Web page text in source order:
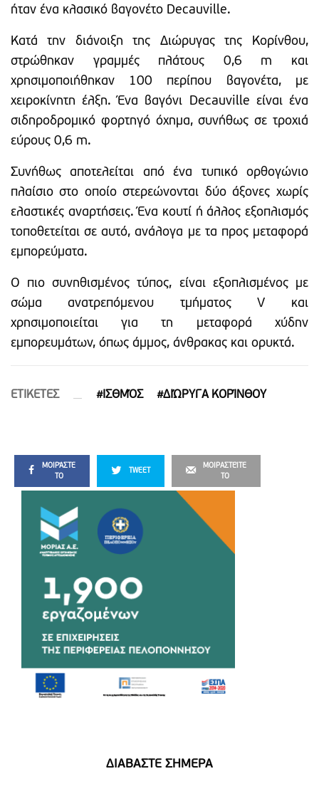
ήταν ένα κλασικό βαγονέτο Decauville.
Κατά την διάνοιξη της Διώρυγας της Κορίνθου,
στρώθηκαν γραμμές πλάτους 0,6 m και
χρησιμοποιήθηκαν 100 περίπου βαγονέτα, με
χειροκίνητη έλξη. Ένα βαγόνι Decauville είναι ένα
σιδηροδρομικό φορτηγό όχημα, συνήθως σε τροχιά
εύρους 0,6 m.
Συνήθως αποτελείται από ένα τυπικό ορθογώνιο
πλαίσιο στο οποίο στερεώνονται δύο άξονες χωρίς
ελαστικές αναρτήσεις. Ένα κουτί ή άλλος εξοπλισμός
τοποθετείται σε αυτό, ανάλογα με τα προς μεταφορά
εμπορεύματα.
Ο πιο συνηθισμένος τύπος, είναι εξοπλισμένος με
σώμα ανατρεπόμενου τμήματος V και
χρησιμοποιείται για τη μεταφορά χύδην
εμπορευμάτων, όπως άμμος, άνθρακας και ορυκτά.
ETIΚΕΤΕΣ #ΙΣΘΜΌΣ #ΔΙΏΡΥΓΑ ΚΟΡΊΝΘΟΥ
ΜΟΙΡΆΣΤΕ
ΤΟ
TWEET
ΜΟΙΡΑΣΤΕΊΤΕ
ΤΟ
ΔΙΑΒΑΣΤΕ ΣΗΜΕΡΑ